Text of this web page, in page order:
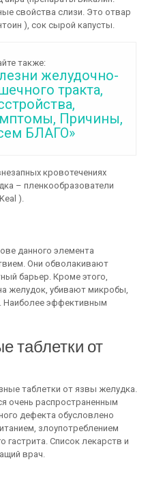
свойства слизи. Это отвар
), сок сырой капусты.
также:
желудочно-
тракта,
Причины,
БЛАГО»
кровотечениях
– пленкообразователи
).
данного элемента
Они обволакивают
барьер. Кроме этого,
желудок, убивают микробы,
Наиболее эффективным
таблетки от
таблетки от язвы желудка.
очень распространенным
дефекта обусловлено
злоупотреблением
гастрита. Список лекарств и
врач.